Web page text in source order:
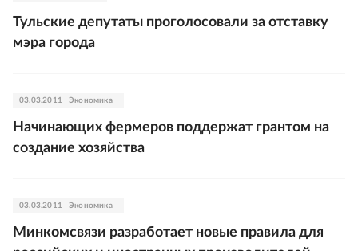
Тульские депутаты проголосовали за отставку
мэра города
03.03.2011 Экономика
Начинающих фермеров поддержат грантом на
создание хозяйства
03.03.2011 Экономика
Минкомсвязи разработает новые правила для